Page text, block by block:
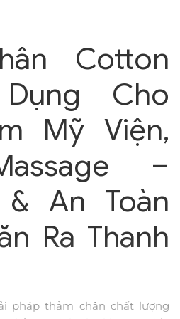
Cotton
Cho
Mỹ Viện,
–
An Toàn
Ra Thanh
pháp thảm chân chất lượng